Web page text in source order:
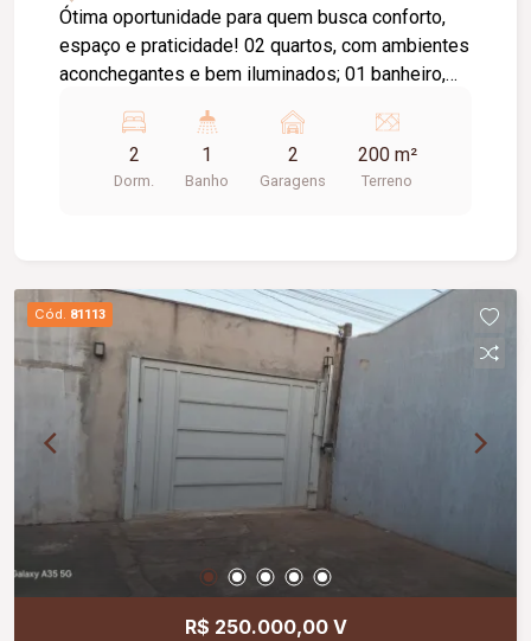
Ótima oportunidade para quem busca conforto,
espaço e praticidade! 02 quartos, com ambientes
aconchegantes e bem iluminados; 01 banheiro,
para momentos em família; Cozinha prática e com
ótimo aproveitamento de espaço; Garagem
coberta para 02 carros; Jardim na entrada,
acesso.
2
Dorm.
1
Banho
2
Garagens
200 m²
Terreno
Cód. 81113
R$ 250.000,00 V